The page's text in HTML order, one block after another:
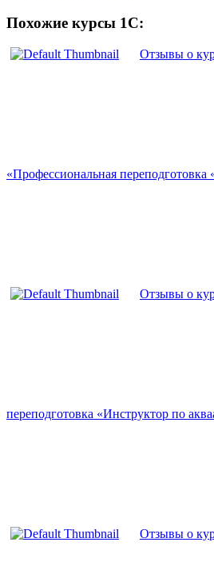
Похожие курсы 1С:
Отзывы о
«Профессиональная
Отзывы о
переподготовка «Инструктор по
Отзывы о